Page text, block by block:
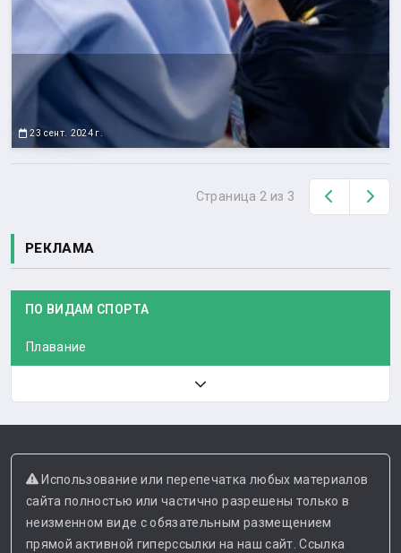
23 сент. 2024 г.
Страница 2 из 3 Назад
РЕКЛАМА
ПО ВИДАМ СПОРТА
Плавание
Использование или перепечатка любых материалов
сайта полностью или частично разрешены только в
неизменном виде с обязательным размещением
прямой активной гиперссылки на наш сайт. Ссылка